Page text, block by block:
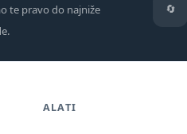
te pravo do najniže
🔄
ALATI